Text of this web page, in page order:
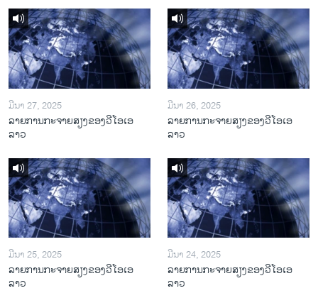
ມີນາ 27, 2025
ລາຍການກະຈາຍສຽງຂອງວີໂອເອ
ລາວ
ມີນາ 26, 2025
ລາຍການກະຈາຍສຽງຂອງວີໂອເອ
ລາວ
ມີນາ 25, 2025
ລາຍການກະຈາຍສຽງຂອງວີໂອເອ
ລາວ
ມີນາ 24, 2025
ລາຍການກະຈາຍສຽງຂອງວີໂອເອ
ລາວ